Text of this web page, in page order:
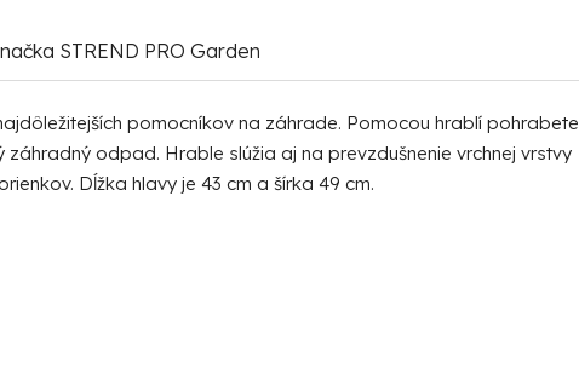
STREND PRO Garden
pomocníkov na záhrade. Pomocou hrablí pohrabete
odpad. Hrable slúžia aj na prevzdušnenie vrchnej vrstvy
Dĺžka hlavy je 43 cm a šírka 49 cm.